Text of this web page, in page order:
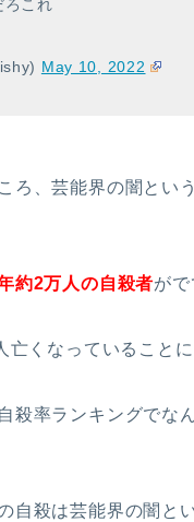
ろこれ
May 10, 2022
ろ、芸能界の闇とい
約2万人の自殺者がで
くなっていることに
殺率ランキングでな
自殺は芸能界の闇と